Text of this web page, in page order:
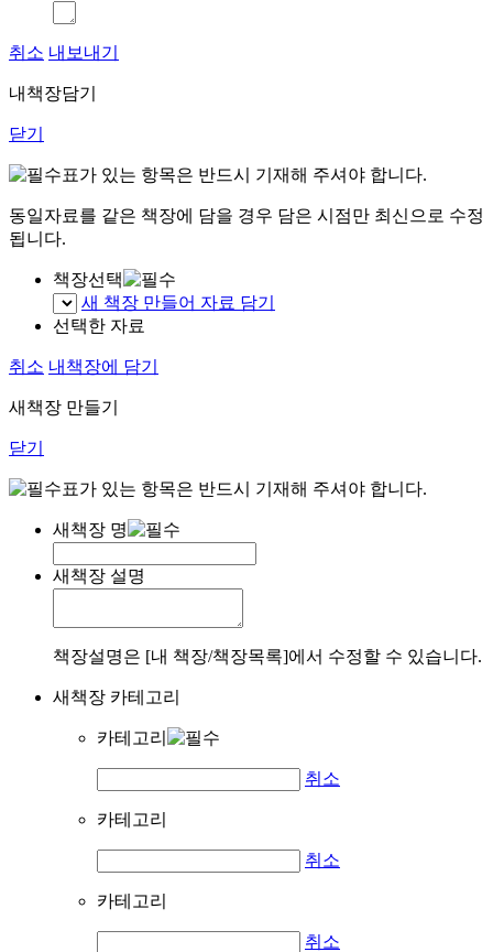
취소 내보내기
내책장담기
닫기
표가 있는 항목은 반드시 기재해 주셔야 합니다.
동일자료를 같은 책장에 담을 경우 담은 시점만 최신으로 수정
됩니다.
책장선택
새 책장 만들어 자료 담기
선택한 자료
취소 내책장에 담기
새책장 만들기
닫기
표가 있는 항목은 반드시 기재해 주셔야 합니다.
새책장 명
새책장 설명
책장설명은 [내 책장/책장목록]에서 수정할 수 있습니다.
새책장 카테고리
카테고리
취소
카테고리
취소
카테고리
취소